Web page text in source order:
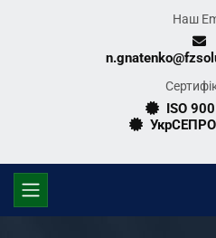
Наш
ISO
УкрСЕПРО